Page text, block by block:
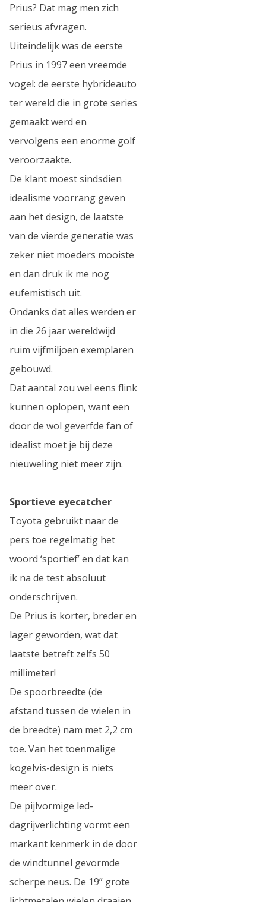
Prius? Dat mag men zich
serieus afvragen.
Uiteindelijk was de eerste
Prius in 1997 een vreemde
vogel: de eerste hybrideauto
ter wereld die in grote series
gemaakt werd en
vervolgens een enorme golf
veroorzaakte.
De klant moest sindsdien
idealisme voorrang geven
aan het design, de laatste
van de vierde generatie was
zeker niet moeders mooiste
en dan druk ik me nog
eufemistisch uit.
Ondanks dat alles werden er
in die 26 jaar wereldwijd
ruim vijfmiljoen exemplaren
gebouwd.
Dat aantal zou wel eens flink
kunnen oplopen, want een
door de wol geverfde fan of
idealist moet je bij deze
nieuweling niet meer zijn.
Sportieve eyecatcher
Toyota gebruikt naar de
pers toe regelmatig het
woord ‘sportief’ en dat kan
ik na de test absoluut
onderschrijven.
De Prius is korter, breder en
lager geworden, wat dat
laatste betreft zelfs 50
millimeter!
De spoorbreedte (de
afstand tussen de wielen in
de breedte) nam met 2,2 cm
toe. Van het toenmalige
kogelvis-design is niets
meer over.
De pijlvormige led-
dagrijverlichting vormt een
markant kenmerk in de door
de windtunnel gevormde
scherpe neus. De 19” grote